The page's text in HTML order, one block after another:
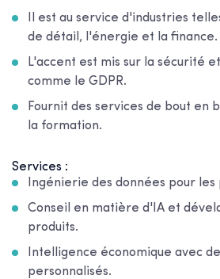
Il est au service d'industries
de détail, l'énergie et la finance.
L'accent est mis sur la sécurité
comme le GDPR.
Fournit des services de bout en
la formation.
Services :
Ingénierie des données pour
Conseil en matière d'IA et
produits.
Intelligence économique avec
personnalisés.